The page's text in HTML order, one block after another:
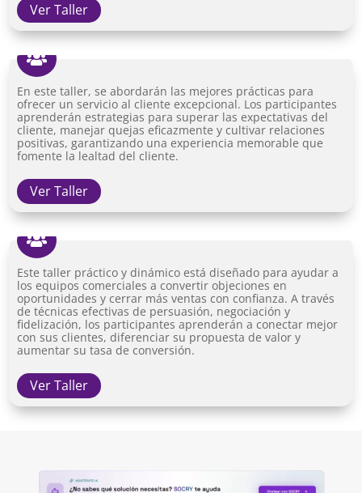
Ver Taller

En este taller, se abordarán las mejores prácticas para
ofrecer un servicio al cliente excepcional. Los participantes
aprenderán estrategias para superar las expectativas del
cliente, manejar quejas eficazmente y cultivar relaciones
positivas, garantizando una experiencia memorable que
fomente la lealtad del cliente.
Ver Taller

Este taller práctico y dinámico está diseñado para ayudar a
los equipos comerciales a convertir objeciones en
oportunidades y cerrar más ventas con confianza. A través
de técnicas efectivas de persuasión, negociación y
fidelización, los participantes aprenderán a conectar mejor
con sus clientes, diferenciar su propuesta de valor y
aumentar su tasa de conversión.
Ver Taller